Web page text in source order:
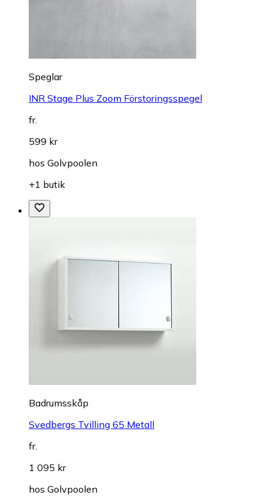
Speglar
INR Stage Plus Zoom Förstoringsspegel
fr.
599 kr
hos Golvpoolen
+1 butik
Badrumsskåp
Svedbergs Tvilling 65 Metall
fr.
1 095 kr
hos Golvpoolen